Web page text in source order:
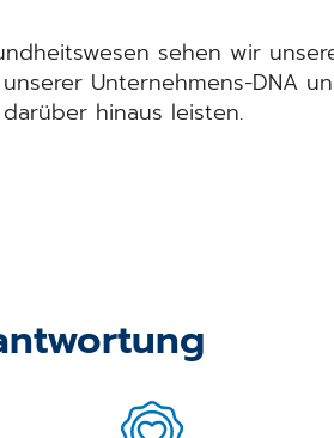
sehen wir
Unternehmens-DNA
hinaus leisten.